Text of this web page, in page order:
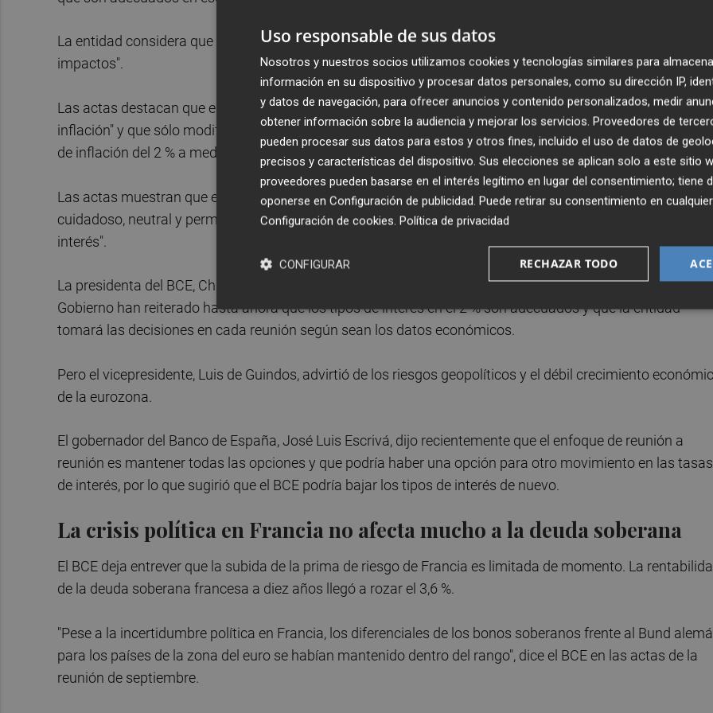
La entidad considera que el nivel de los tipos de interés en el 2 % es "suficientemente robusto para
impactos".
Las actas destacan que el BCE considera que no debe reaccionar a "fluctuaciones moderadas de la
inflación" y que sólo modificará los tipos de interés si se produce "una desviación significativa" del objetivo
de inflación del 2 % a medio plazo.
Las actas muestran que el Consejo de Gobierno cree que su comunicación "debería mantener un tono
cuidadoso, neutral y permanecer sin compromiso respecto a las decisiones futuras sobre los tipos de
interés".
La presidenta del BCE, Christine Lagarde, el economista jefe, Philip Lane, y otros miembros del Consejo de
Gobierno han reiterado hasta ahora que los tipos de interés en el 2 % son adecuados y que la entidad
tomará las decisiones en cada reunión según sean los datos económicos.
Pero el vicepresidente, Luis de Guindos, advirtió de los riesgos geopolíticos y el débil crecimiento
de la eurozona.
El gobernador del Banco de España, José Luis Escrivá, dijo recientemente que el enfoque de reunión a
reunión es mantener todas las opciones y que podría haber una opción para otro movimiento en las tasas
de interés, por lo que sugirió que el BCE podría bajar los tipos de interés de nuevo.
La crisis política en Francia no afecta mucho a la deuda soberana
El BCE deja entrever que la subida de la prima de riesgo de Francia es limitada de momento. La
de la deuda soberana francesa a diez años llegó a rozar el 3,6 %.
"Pese a la incertidumbre política en Francia, los diferenciales de los bonos soberanos frente al Bund
para los países de la zona del euro se habían mantenido dentro del rango", dice el BCE en las actas de la
reunión de septiembre.
Uso responsable de sus datos
Nosotros y nuestros socios utilizamos cookies y tecnologías similares para
información en su dispositivo y procesar datos personales, como su dirección IP,
y datos de navegación, para ofrecer anuncios y contenido personalizados, medir
obtener información sobre la audiencia y mejorar los servicios. Proveedores de
pueden procesar sus datos para estos y otros fines, incluido el uso de datos de
precisos y características del dispositivo. Sus elecciones se aplican solo a este sitio
proveedores pueden basarse en el interés legítimo en lugar del consentimiento; tiene
oponerse en Configuración de publicidad. Puede retirar su consentimiento en
Configuración de cookies. Política de privacidad
RECHAZAR TODO
CONFIGURAR